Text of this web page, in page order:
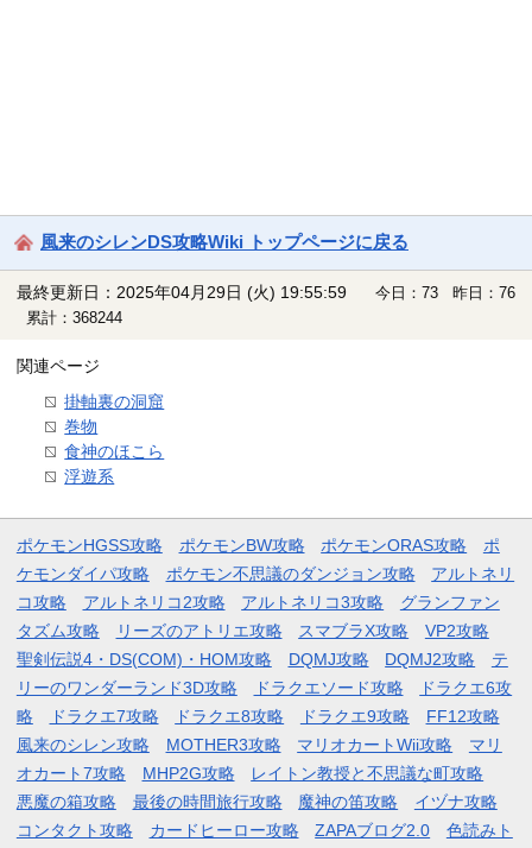
風来のシレンDS攻略Wiki トップページに戻る
最終更新日：2025年04月29日 (火) 19:55:59
今日：73 昨日：76
累計：368244
関連ページ
掛軸裏の洞窟
巻物
食神のほこら
浮遊系
ポケモンHGSS攻略 ポケモンBW攻略 ポケモンORAS攻略
ポ
ケモンダイパ攻略
ポケモン不思議のダンジョン攻略
アルトネリ
コ攻略
アルトネリコ2攻略 アルトネリコ3攻略
グランファン
タズム攻略
リーズのアトリエ攻略 スマブラX攻略
VP2攻略
聖剣伝説4・DS(COM)・HOM攻略
DQMJ攻略 DQMJ2攻略
テ
リーのワンダーランド3D攻略
ドラクエソード攻略
ドラクエ6攻
略
ドラクエ7攻略 ドラクエ8攻略 ドラクエ9攻略
FF12攻略
風来のシレン攻略
MOTHER3攻略 マリオカートWii攻略
マリ
オカート7攻略
MHP2G攻略
レイトン教授と不思議な町攻略
悪魔の箱攻略
最後の時間旅行攻略 魔神の笛攻略
イヅナ攻略
コンタクト攻略
カードヒーロー攻略 ZAPAブログ2.0 色読みト